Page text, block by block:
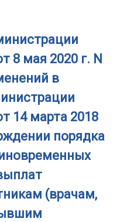
8 мая 2020 г. N
в
14 марта 2018
порядка
(врачам,